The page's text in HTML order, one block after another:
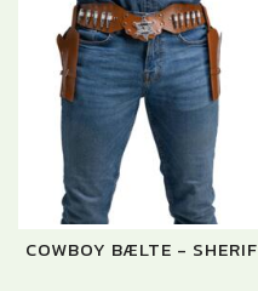
COWBOY BÆLTE - SHERIF